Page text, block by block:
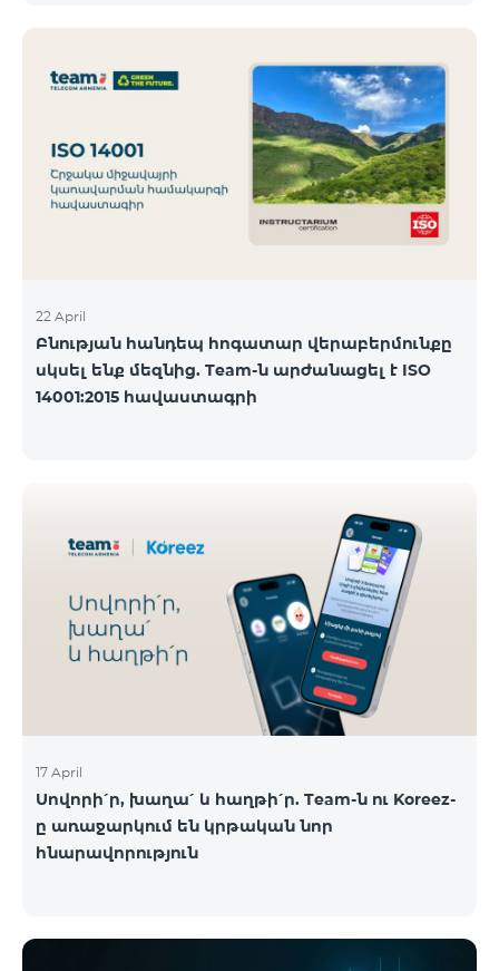
Բնականուն գրաֆիկը Մայիսի 11-ի փոփոխված
գրաֆիկը Երևան Կիլիկիա 09:00-18:00 09:00-17:00
Երևան Անդրանիկ 09:00-18:00 09:00-17:00 Երևան
ՀԱԹ 09:00-20:00 09:00-17:00 Երևան Ազատություն
09:00-19:00 09:00-17:00 Երևան Կոմիտաս 1 09:00-
19:00 09:00-17:00 Երևան Դավիթաշեն 09:00-20:00
22 April
Բնության հանդեպ հոգատար վերաբերմունքը
սկսել ենք մեզնից. Team-ն արժանացել է ISO
14001:2015 հավաստագրի
17 April
Սովորի՛ր, խաղա՛ և հաղթի՛ր. Team-ն ու Koreez-
ը առաջարկում են կրթական նոր
հնարավորություն